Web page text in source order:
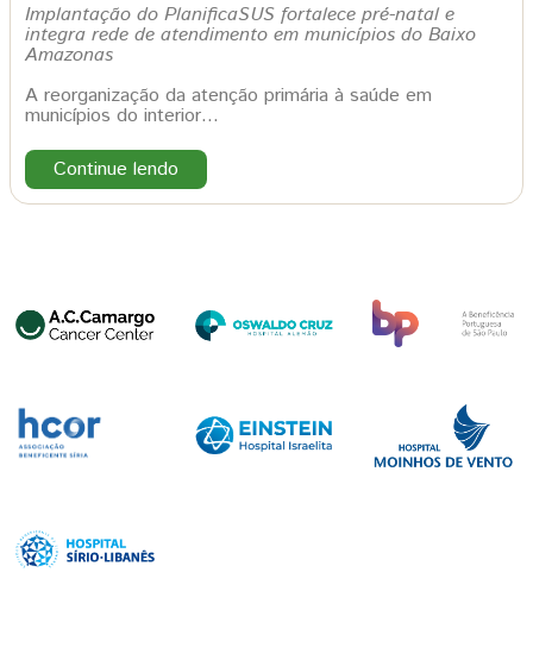
Implantação do PlanificaSUS fortalece pré-natal e
integra rede de atendimento em municípios do Baixo
Amazonas
A reorganização da atenção primária à saúde em
municípios do interior…
Continue lendo